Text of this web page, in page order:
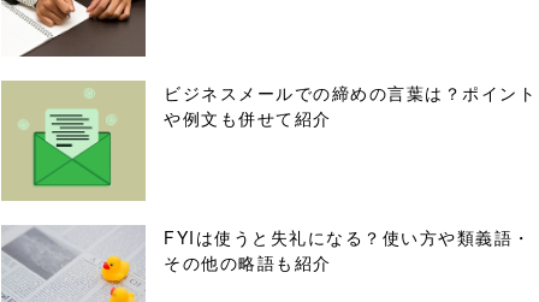
ビジネスメールでの締めの言葉は？ポイント
や例文も併せて紹介
FYIは使うと失礼になる？使い方や類義語・
その他の略語も紹介